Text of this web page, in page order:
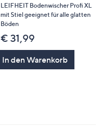
LEIFHEIT Bodenwischer Profi XL
mit Stiel geeignet für alle glatten
Böden
€ 31,99
In den Warenkorb